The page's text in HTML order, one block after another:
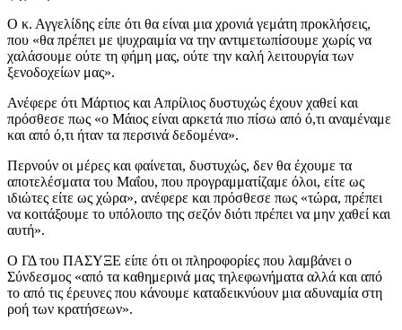
Ο κ. Αγγελίδης είπε ότι θα είναι μια χρονιά γεμάτη προκλήσεις,
που «θα πρέπει με ψυχραιμία να την αντιμετωπίσουμε χωρίς να
χαλάσουμε ούτε τη φήμη μας, ούτε την καλή λειτουργία των
ξενοδοχείων μας».
Ανέφερε ότι Μάρτιος και Απρίλιος δυστυχώς έχουν χαθεί και
πρόσθεσε πως «ο Μάιος είναι αρκετά πιο πίσω από ό,τι αναμέναμε
και από ό,τι ήταν τα περσινά δεδομένα».
Περνούν οι μέρες και φαίνεται, δυστυχώς, δεν θα έχουμε τα
αποτελέσματα του Μαΐου, που προγραμματίζαμε όλοι, είτε ως
ιδιώτες είτε ως χώρα», ανέφερε και πρόσθεσε πως «τώρα, πρέπει
να κοιτάξουμε το υπόλοιπο της σεζόν διότι πρέπει να μην χαθεί και
αυτή».
Ο ΓΔ του ΠΑΣΥΞΕ είπε ότι οι πληροφορίες που λαμβάνει ο
Σύνδεσμος «από τα καθημερινά μας τηλεφωνήματα αλλά και από
το από τις έρευνες που κάνουμε καταδεικνύουν μια αδυναμία στη
ροή των κρατήσεων».